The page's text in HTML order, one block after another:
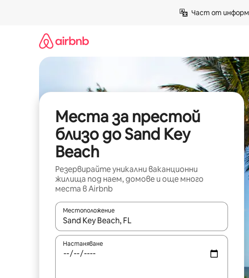
Част от
Места за престой
близо до Sand Key
Beach
Резервирайте уникални ваканционни
жилища под наем, домове и още много
места в Airbnb
Местоположение
Когато резултатите се покажат, използвайте
Настаняване